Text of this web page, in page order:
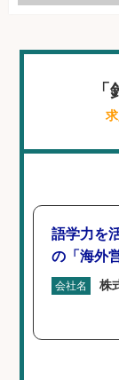
語学力を
の「海外
会社名 株